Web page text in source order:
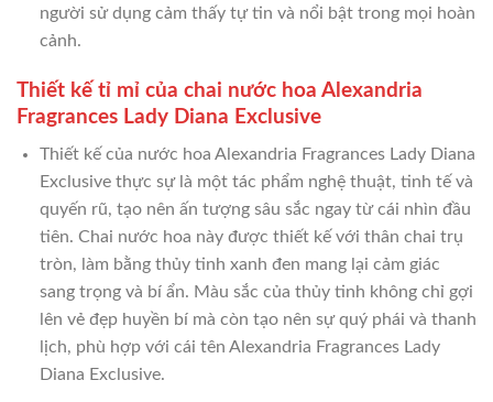
người sử dụng cảm thấy tự tin và nổi bật trong mọi hoàn
cảnh.
Thiết kế tỉ mỉ của chai nước hoa Alexandria
Fragrances Lady Diana Exclusive
Thiết kế của nước hoa Alexandria Fragrances Lady Diana
Exclusive thực sự là một tác phẩm nghệ thuật, tinh tế và
quyến rũ, tạo nên ấn tượng sâu sắc ngay từ cái nhìn đầu
tiên. Chai nước hoa này được thiết kế với thân chai trụ
tròn, làm bằng thủy tinh xanh đen mang lại cảm giác
sang trọng và bí ẩn. Màu sắc của thủy tinh không chỉ gợi
lên vẻ đẹp huyền bí mà còn tạo nên sự quý phái và thanh
lịch, phù hợp với cái tên Alexandria Fragrances Lady
Diana Exclusive.